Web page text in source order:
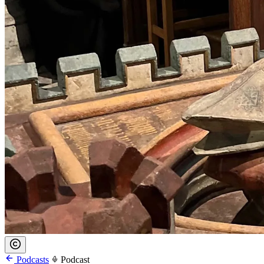
Podcasts Podcast